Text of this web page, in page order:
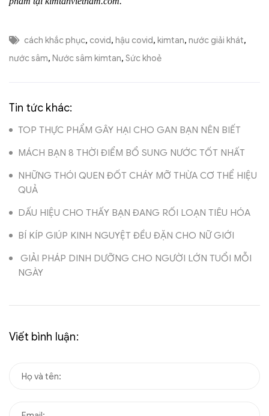
cách khắc phục, covid, hậu covid, kimtan, nước giải khát,
nước sâm, Nước sâm kimtan, Sức khoẻ
Tin tức khác:
TOP THỰC PHẨM GÂY HẠI CHO GAN BẠN NÊN BIẾT
MÁCH BẠN 8 THỜI ĐIỂM BỔ SUNG NƯỚC TỐT NHẤT
NHỮNG THÓI QUEN ĐỐT CHÁY MỠ THỪA CƠ THỂ HIỆU
QUẢ
DẤU HIỆU CHO THẤY BẠN ĐANG RỐI LOẠN TIÊU HÓA
BÍ KÍP GIÚP KINH NGUYỆT ĐỀU ĐẶN CHO NỮ GIỚI
GIẢI PHÁP DINH DƯỠNG CHO NGƯỜI LỚN TUỔI MỖI
NGÀY
Viết bình luận: